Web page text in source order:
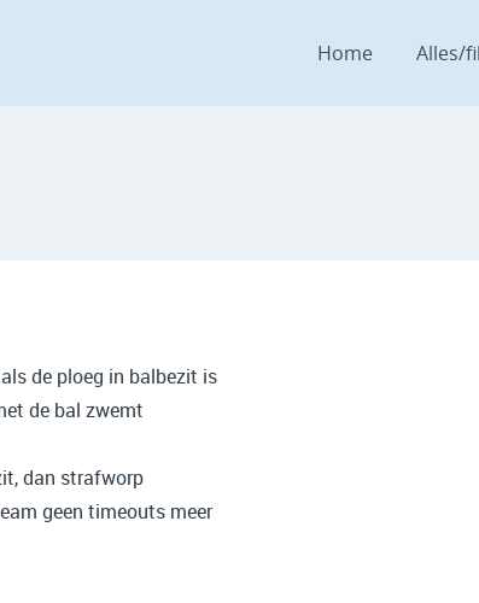
Home Alles/
de ploeg in balbezit is
de bal zwemt
dan strafworp
geen timeouts meer